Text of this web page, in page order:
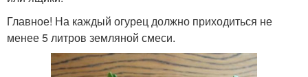
Главное! На каждый огурец должно приходиться не
менее 5 литров земляной смеси.